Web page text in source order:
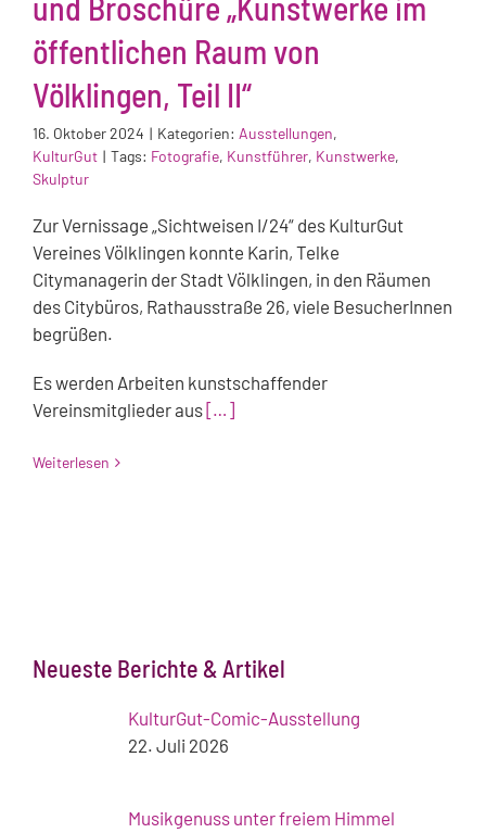
und Broschüre „Kunstwerke im
öffentlichen Raum von
Völklingen, Teil II“
16. Oktober 2024 | Kategorien: Ausstellungen,
KulturGut | Tags: Fotografie, Kunstführer, Kunstwerke,
Skulptur
Zur Vernissage „Sichtweisen I/24“ des KulturGut
Vereines Völklingen konnte Karin, Telke
Citymanagerin der Stadt Völklingen, in den Räumen
des Citybüros, Rathausstraße 26, viele BesucherInnen
begrüßen.
Es werden Arbeiten kunstschaffender
Vereinsmitglieder aus […]
Weiterlesen
Neueste Berichte & Artikel
KulturGut-Comic-Ausstellung
22. Juli 2026
Musikgenuss unter freiem Himmel